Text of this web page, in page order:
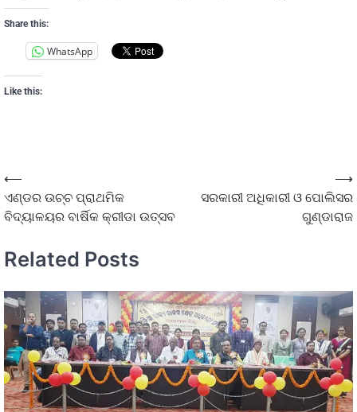
Share this:
WhatsApp
Like this:
⟵
ଏଣ୍ଡର ଉଚ୍ଚ ପ୍ରାଥମିକ
ବିଦ୍ୟାଳୟର ବାର୍ଷିକ କ୍ରୀଡା ଉତ୍ସବ
ସରକାରୀ ଅଧିକାରୀ ଓ ପୋଲିସର
ଗୁଣ୍ଡାରାଜ
⟶
Related Posts